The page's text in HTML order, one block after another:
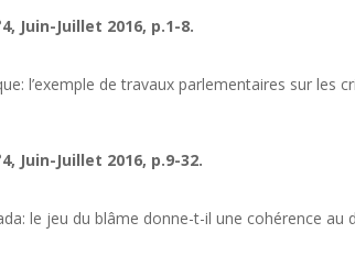
Juin-Juillet 2016, p.1-8.
l’exemple de travaux parlementaires sur les
Juin-Juillet 2016, p.9-32.
le jeu du blâme donne-t-il une cohérence au